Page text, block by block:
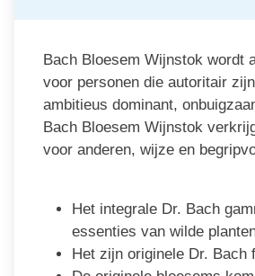
Bach Bloesem Wijnstok wordt
voor personen die autoritair
ambitieus dominant,
Bach Bloesem Wijnstok
voor anderen, wijze en
Het integrale Dr. Bach
essenties van wilde
Het zijn originele Dr. Bach